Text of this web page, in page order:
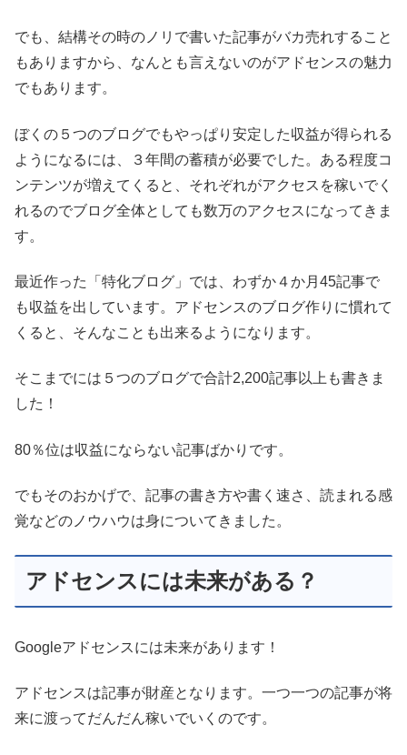
でも、結構その時のノリで書いた記事がバカ売れすること
もありますから、なんとも言えないのがアドセンスの魅力
でもあります。
ぼくの５つのブログでもやっぱり安定した収益が得られる
ようになるには、３年間の蓄積が必要でした。ある程度コ
ンテンツが増えてくると、それぞれがアクセスを稼いでく
れるのでブログ全体としても数万のアクセスになってきま
す。
最近作った「特化ブログ」では、わずか４か月45記事で
も収益を出しています。アドセンスのブログ作りに慣れて
くると、そんなことも出来るようになります。
そこまでには５つのブログで合計2,200記事以上も書きま
した！
80％位は収益にならない記事ばかりです。
でもそのおかげで、記事の書き方や書く速さ、読まれる感
覚などのノウハウは身についてきました。
アドセンスには未来がある？
Googleアドセンスには未来があります！
アドセンスは記事が財産となります。一つ一つの記事が将
来に渡ってだんだん稼いでいくのです。